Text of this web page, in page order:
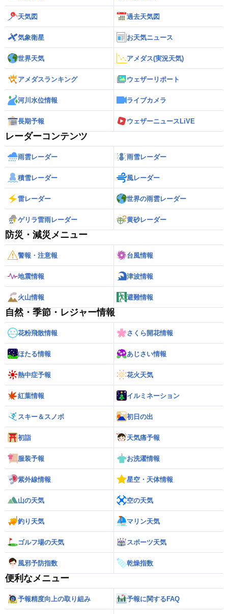
天気図 過去天気図
気象衛星 お天気ニュース
世界天気 アメダス(実況天気)
アメダスランキング ウェザーリポート
河川水位情報 ライブカメラ
長期予報 ウェザーニュースLiVE
レーダーコンテンツ
雨雲レーダー 雨雪レーダー
積雪レーダー 風レーダー
雷レーダー 世界の雨雲レーダー
ゲリラ雷雨レーダー 黄砂レーダー
防災・減災メニュー
警報・注意報 台風情報
地震情報 津波情報
火山情報 避難情報
自然・季節・レジャー情報
花粉飛散情報 さくら開花情報
ほたる情報 あじさい情報
熱中症予報 花火天気
紅葉情報 イルミネーション
スキー＆スノボ 初日の出
初詣 天気痛予報
服装予報 お洗濯情報
紫外線情報 星空・天体情報
山の天気 空の天気
釣り天気 マリン天気
ゴルフ場の天気 スポーツ天気
風邪予防指数 乾燥指数
便利なメニュー
予報精度向上の取り組み 予報に関するFAQ